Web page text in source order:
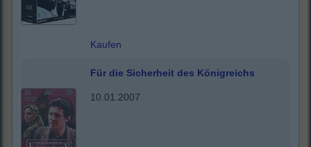
Kaufen
Für die Sicherheit des Königreichs
10.01.2007